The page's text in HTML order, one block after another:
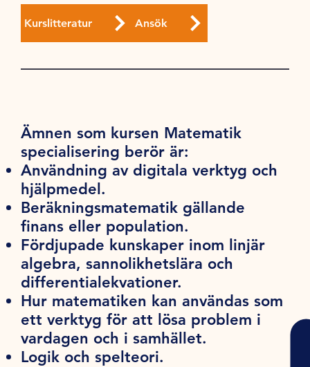
Kurslitteratur Ansök
Ämnen som kursen Matematik
specialisering berör är:
Användning av digitala verktyg och
hjälpmedel.
Beräkningsmatematik gällande
finans eller population.
Fördjupade kunskaper inom linjär
algebra, sannolikhetslära och
differentialekvationer.
Hur matematiken kan användas som
ett verktyg för att lösa problem i
vardagen och i samhället.
Logik och spelteori.